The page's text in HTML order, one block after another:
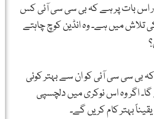
اس بات پر ہے کہ بی سی سی آئی کس
میں ہے۔ وہ انڈین کوچ چاہتے
بی سی سی آئی کو ان سے بہتر کوئی
گا۔ اگر وہ اس نوکری میں دلچسپی
بہتر کام کریں گے۔